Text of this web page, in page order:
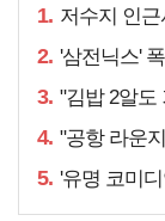
1. 저수지 인근
2. '삼전닉스' 폭
3. "김밥 2알도
4. "공항 라운지
5. '유명 코미디